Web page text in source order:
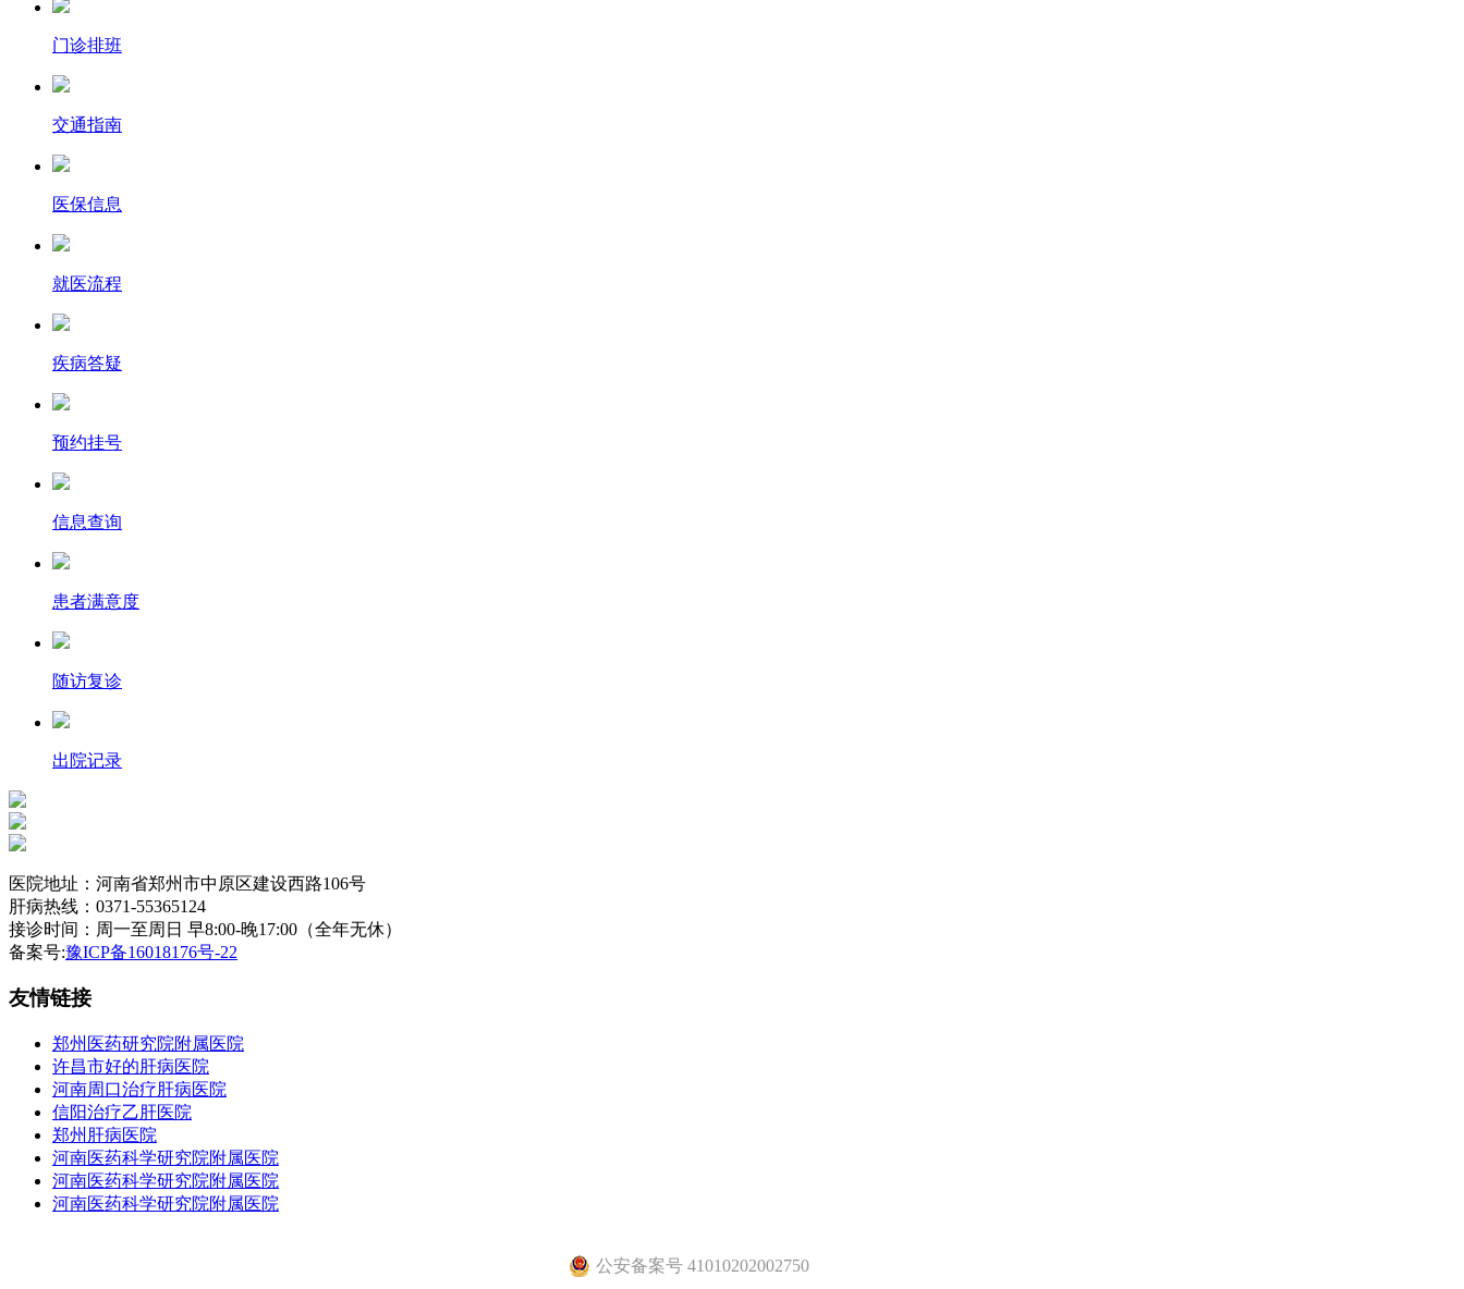
门诊排班
交通指南
医保信息
就医流程
疾病答疑
预约挂号
信息查询
患者满意度
随访复诊
出院记录
医院地址：河南省郑州市中原区建设西路106号
肝病热线：0371-55365124
接诊时间：周一至周日 早8:00-晚17:00（全年无休）
备案号:豫ICP备16018176号-22
友情链接
郑州医药研究院附属医院
许昌市好的肝病医院
河南周口治疗肝病医院
信阳治疗乙肝医院
郑州肝病医院
河南医药科学研究院附属医院
河南医药科学研究院附属医院
河南医药科学研究院附属医院
公安备案号 41010202002750